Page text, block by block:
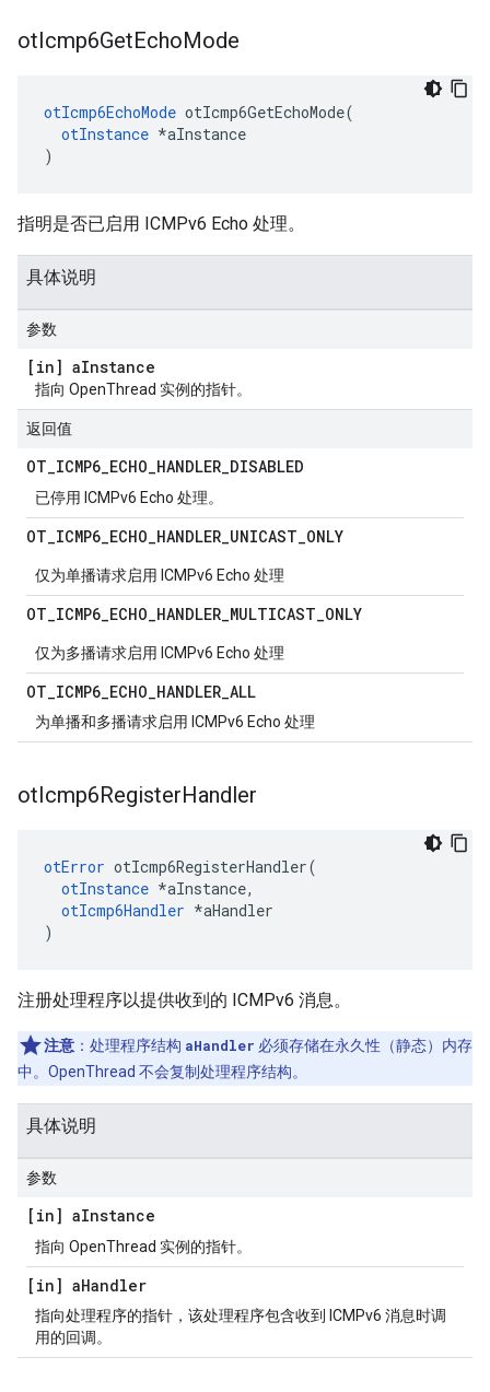
otIcmp6GetEchoMode
otIcmp6EchoMode otIcmp6GetEchoMode(
otInstance *aInstance
)
指明是否已启用 ICMPv6 Echo 处理。
具体说明
参数
[in] aInstance
指向 OpenThread 实例的指针。
返回值
OT_ICMP6_ECHO_HANDLER_DISABLED
已停用 ICMPv6 Echo 处理。
OT_ICMP6_ECHO_HANDLER_UNICAST_ONLY
仅为单播请求启用 ICMPv6 Echo 处理
OT_ICMP6_ECHO_HANDLER_MULTICAST_ONLY
仅为多播请求启用 ICMPv6 Echo 处理
OT_ICMP6_ECHO_HANDLER_ALL
为单播和多播请求启用 ICMPv6 Echo 处理
otIcmp6RegisterHandler
otError otIcmp6RegisterHandler(
otInstance *aInstance,
otIcmp6Handler *aHandler
)
注册处理程序以提供收到的 ICMPv6 消息。
注意 ：处理程序结构 aHandler 必须存储在永久性（静态）内存
中。OpenThread 不会复制处理程序结构。
具体说明
参数
[in] aInstance
指向 OpenThread 实例的指针。
[in] aHandler
指向处理程序的指针，该处理程序包含收到 ICMPv6 消息时调
用的回调。